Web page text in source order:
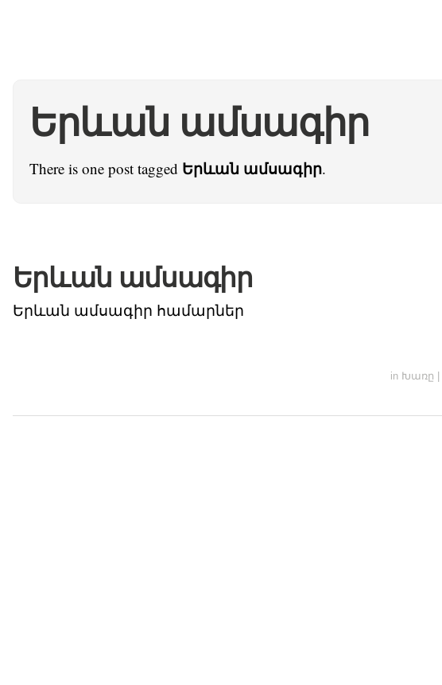
Երևան ամսագիր
There is one post tagged Երևան ամսագիր.
Երևան ամսագիր
Երևան ամսագիր համարներ
in Խառը